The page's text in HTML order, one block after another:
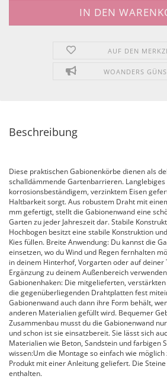
AUF DEN
WOANDERS
Beschreibung
Diese praktischen Gabionenkörbe dienen als
schalldämmende Gartenbarrieren.
korrosionsbeständigem, verzinktem Eisen
Haltbarkeit sorgt. Aus robustem Draht mit
mm gefertigt, stellt die Gabionenwand eine
Garten zu jeder Jahreszeit dar. Stabile
Hochbogen besitzt eine stabile Konstruktion
Kies füllen. Breite Anwendung: Du kannst die
einsetzen, wo du Wind und Regen fernhalten
in deinem Hinterhof, Vorgarten oder auf deiner
Ergänzung zu deinem Außenbereich
Gabionenhaken: Die mitgelieferten,
die gegenüberliegenden Drahtplatten fest
Gabionenwand auch dann ihre Form behält,
anderen Materialien gefüllt wird. Bequemer
Zusammenbau musst du die Gabionenwand
und schon ist sie einsatzbereit. Sie lässt sich
Materialien wie Beton, Sandstein und farbigen
wissen:Um die Montage so einfach wie
Produkt mit einer Anleitung geliefert. Die
enthalten.